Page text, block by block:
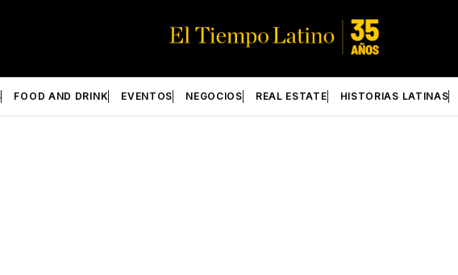
FOOD AND DRINK EVENTOS NEGOCIOS REAL ESTATE HISTORIAS LATINAS